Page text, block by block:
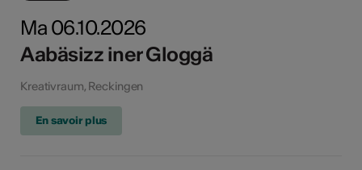
Ma 06.10.2026
Aabäsizz iner Gloggä
Kreativraum, Reckingen
En savoir plus